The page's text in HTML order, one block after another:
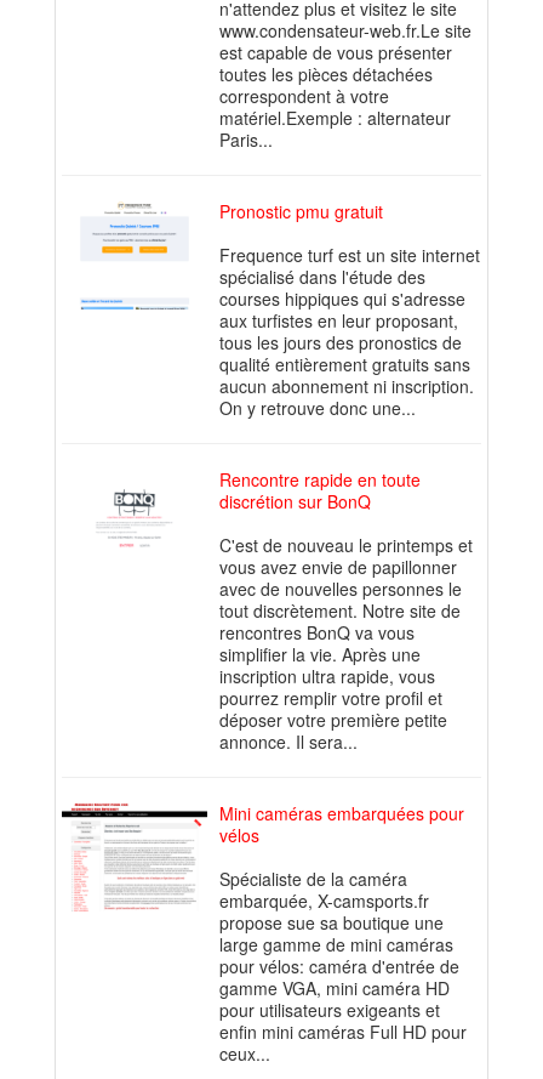
n'attendez plus et visitez le site
www.condensateur-web.fr.Le site
est capable de vous présenter
toutes les pièces détachées
correspondent à votre
matériel.Exemple : alternateur
Paris...
Pronostic pmu gratuit
Frequence turf est un site internet
spécialisé dans l'étude des
courses hippiques qui s'adresse
aux turfistes en leur proposant,
tous les jours des pronostics de
qualité entièrement gratuits sans
aucun abonnement ni inscription.
On y retrouve donc une...
Rencontre rapide en toute
discrétion sur BonQ
C'est de nouveau le printemps et
vous avez envie de papillonner
avec de nouvelles personnes le
tout discrètement. Notre site de
rencontres BonQ va vous
simplifier la vie. Après une
inscription ultra rapide, vous
pourrez remplir votre profil et
déposer votre première petite
annonce. Il sera...
Mini caméras embarquées pour
vélos
Spécialiste de la caméra
embarquée, X-camsports.fr
propose sue sa boutique une
large gamme de mini caméras
pour vélos: caméra d'entrée de
gamme VGA, mini caméra HD
pour utilisateurs exigeants et
enfin mini caméras Full HD pour
ceux...